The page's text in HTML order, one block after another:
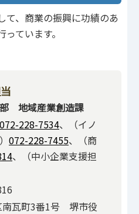
、商業の振興に功績のあ
ています。
地域産業創造課
072-228-7534、（イノ
072-228-7455、（商
、（中小企業支援担
瓦町3番1号 堺市役